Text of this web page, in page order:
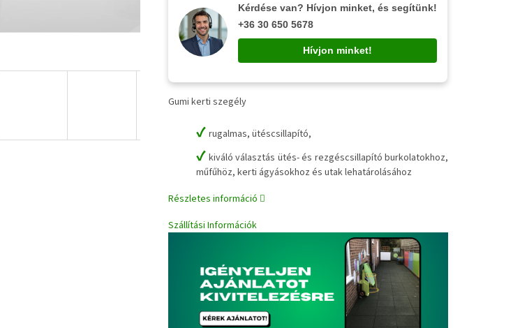
Kérdése van? Hívjon minket, és segítünk!
+36 30 650 5678
Hívjon minket!
Gumi kerti szegély
✔ rugalmas, ütéscsillapító,
✔ kiváló választás ütés- és rezgéscsillapító burkolatokhoz,
műfűhöz, kerti ágyásokhoz és utak lehatárolásához
Részletes információ
Szállítási Információk